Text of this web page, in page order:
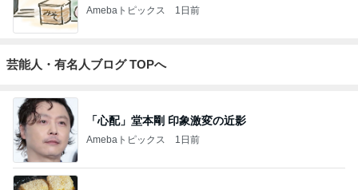
Amebaトピックス 1日前
芸能人・有名人ブログ TOPへ
「心配」堂本剛 印象激変の近影
Amebaトピックス 1日前